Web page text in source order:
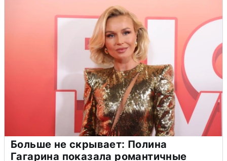
Больше не скрывает: Полина
Гагарина показала романтичные